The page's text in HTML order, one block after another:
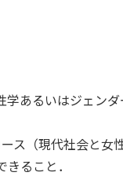
あるいはジェン
ス（現代社会と女
ること．